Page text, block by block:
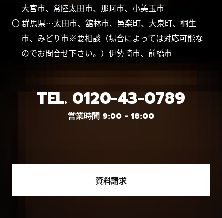
大宮市、常陸太田市、那珂市、小美玉市
〇 群馬県…太田市、舘林市、邑楽町、大泉町、桐生
市、みどり市※要相談（場合によっては対応可能な
のでお問合せ下さい。）伊勢崎市、前橋市
TEL. 0120-43-0789
営業時間 9:00 - 18:00
資料請求